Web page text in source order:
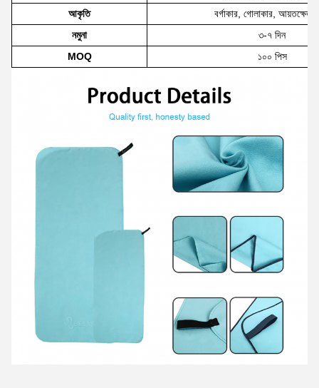
আকৃতি
বর্গাকার, গোলাকার,
নমুনা
৩-৭ দিন
MOQ
১০০ পিস